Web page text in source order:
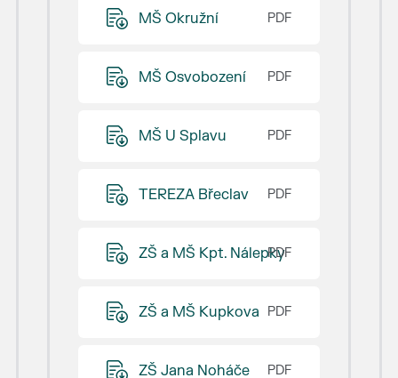
MŠ Okružní
MŠ Osvobození
MŠ U Splavu
TEREZA Břeclav
ZŠ a MŠ Kpt. Nálepky
ZŠ a MŠ Kupkova
ZŠ Jana Noháče